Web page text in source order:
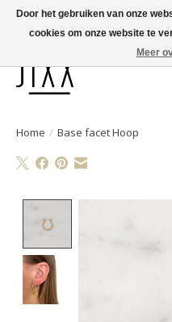
Voor 14.00 uur besteld, vandaag
Home / Base facet Hoop
Door het gebruiken van onze
cookies om onze website te
Meer